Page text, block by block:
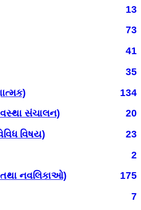
13
73
41
35
134
સંચાલન)
20
વિષય)
23
2
નવલિકાઓ)
175
7